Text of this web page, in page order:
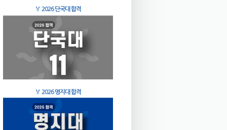
🏅 2026 단국대 합격
🏅 2026 명지대 합격